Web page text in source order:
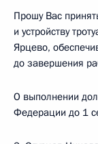
Прошу Вас
и устройству
Ярцево,
до завершения
О выполнении
Федерации до 1